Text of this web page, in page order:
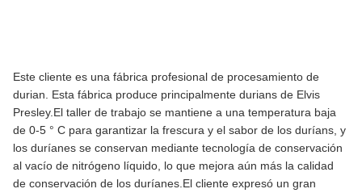
Este cliente es una fábrica profesional de procesamiento de
durian. Esta fábrica produce principalmente durians de Elvis
Presley.El taller de trabajo se mantiene a una temperatura baja
de 0-5 ° C para garantizar la frescura y el sabor de los duríans, y
los duríanes se conservan mediante tecnología de conservación
al vacío de nitrógeno líquido, lo que mejora aún más la calidad
de conservación de los duríanes.El cliente expresó un gran